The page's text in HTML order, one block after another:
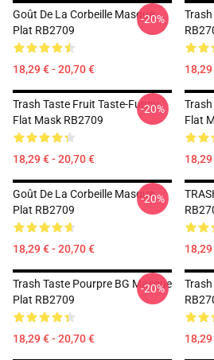
Goût De La Corbeille Masque
Plat RB2709
18,29 € - 20,70 €
-20%
Trash Taste Fruit Taste-Funny
Flat Mask RB2709
18,29 € - 20,70 €
-20%
Flat
Goût De La Corbeille Masque
Plat RB2709
18,29 € - 20,70 €
-20%
Trash Taste Pourpre BG Masque
Plat RB2709
18,29 € - 20,70 €
-20%